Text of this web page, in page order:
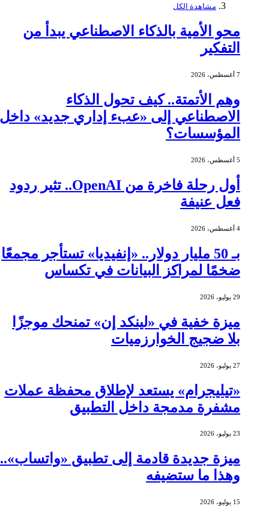
مشاهدة الكل
محو الأمية بالذكاء الاصطناعي يبدأ من
التفكير
7 أغسطس، 2026
وهم الأتمتة.. كيف تحول الذكاء
الاصطناعي إلى «عبء إداري جديد» داخل
المؤسسات؟
5 أغسطس، 2026
أول رحلة فاخرة من OpenAI.. تثير ردود
فعل عنيفة
4 أغسطس، 2026
بـ 50 مليار دولار.. «إنفيديا» تستأجر مجمعًا
ضخمًا لمراكز البيانات في تكساس
29 يوليو، 2026
ميزة خفية في «لينكد إن» تمنحك موجزًا
بلا ضجيج الخوارزميات
27 يوليو، 2026
«تيليجرام» يستعد لإطلاق محفظة عملات
مشفرة مدمجة داخل التطبيق
23 يوليو، 2026
ميزة جديدة قادمة إلى تطبيق «واتساب»..
وهذا ما ستضيفه
15 يوليو، 2026